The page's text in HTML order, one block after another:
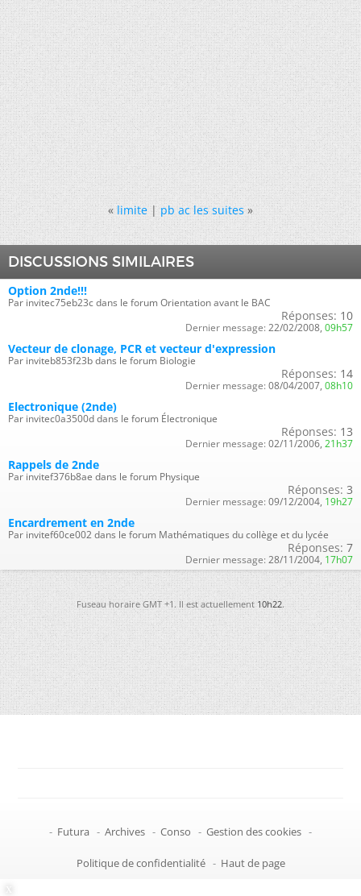
« limite|pb ac les suites »
DISCUSSIONS SIMILAIRES
Option 2nde!!!
Par invitec75eb23c dans le forum Orientation avant le BAC
Réponses: 10
Dernier message: 22/02/2008, 09h57
Vecteur de clonage, PCR et vecteur d'expression
Par inviteb853f23b dans le forum Biologie
Réponses: 14
Dernier message: 08/04/2007, 08h10
Electronique (2nde)
Par invitec0a3500d dans le forum Électronique
Réponses: 13
Dernier message: 02/11/2006, 21h37
Rappels de 2nde
Par invitef376b8ae dans le forum Physique
Réponses: 3
Dernier message: 09/12/2004, 19h27
Encardrement en 2nde
Par invitef60ce002 dans le forum Mathématiques du collège et du lycée
Réponses: 7
Dernier message: 28/11/2004, 17h07
Fuseau horaire GMT +1. Il est actuellement10h22.
- Futura - Archives - Conso - Gestion des cookies -
Politique de confidentialité - Haut de page